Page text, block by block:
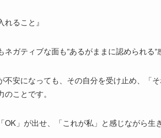
ること』
ガティブな面も”あるがままに認められる”
不安になっても、その自分を受け止め、「
ことです。
」が出せ、「これが私」と感じながら生